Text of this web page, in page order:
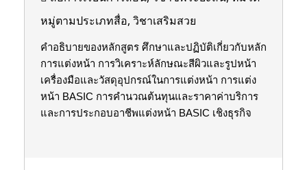
หมู่ตามประเภทสื่อ, วิชาเสริมสวย
คำอธิบายของหลักสูตร ศึกษาและปฏิบัติเกี่ยวกับหลัก
การแต่งหน้า การวิเคราะห์ลักษณะสีผิวและรูปหน้า
เครื่องมือและวัสดุอุปกรณ์ในการแต่งหน้า การแต่ง
หน้า BASIC การคำนวณต้นทุนและราคาค่าบริการ
และการประกอบอาชีพแต่งหน้า BASIC เชิงธุรกิจ